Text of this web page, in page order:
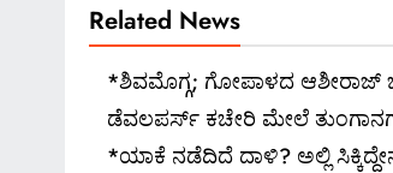
Related News
*ಶಿವಮೊಗ್ಗ; ಗೋಪಾಳದ ಆಶೀರಾಜ್
ಡೆವಲಪರ್ಸ್ ಕಚೇರಿ ಮೇಲೆ
*ಯಾಕೆ ನಡೆದಿದೆ ದಾಳಿ? ಅಲ್ಲಿ